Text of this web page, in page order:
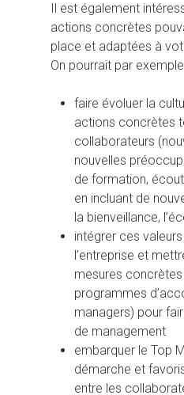
Il est également
actions concrètes
place et adaptées à
On pourrait par
faire évoluer la
actions concrètes
collaborateurs
nouvelles
de formation,
en incluant de
la bienveillance,
intégrer ces
l’entreprise et
mesures
programmes
managers) pour
de management
embarquer le Top
démarche et
entre les